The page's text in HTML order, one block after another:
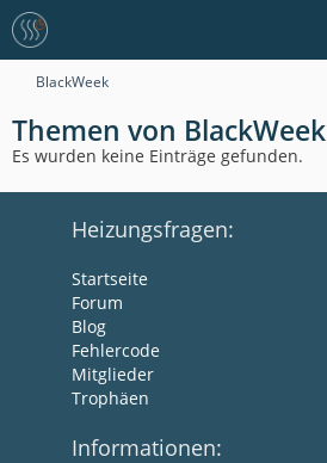
BlackWeek
Themen von BlackWeek
Es wurden keine Einträge gefunden.
Heizungsfragen:
Startseite
Forum
Blog
Fehlercode
Mitglieder
Trophäen
Informationen: